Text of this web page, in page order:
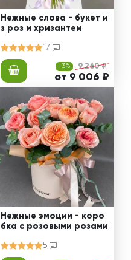
Нежные слова - букет и
з роз и хризантем
17
-3% 9 260 ₽
от 9 006 ₽
Нежные эмоции - коро
бка с розовыми розами
5